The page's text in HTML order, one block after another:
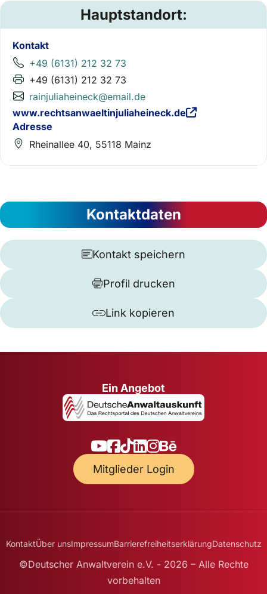
Hauptstandort:
Kontakt
+49 (6131) 212 32 73
+49 (6131) 212 32 73
rainjuliaheineck@email.de
www.rechtsanwaeltinjuliaheineck.de
Adresse
Rheinallee 40, 55118 Mainz
Kontaktdaten
Kontakt speichern
Profil drucken
Link kopieren
Ein Angebot
Mitglieder Login
KontaktÜber unsImpressumBarrierefreiheitserklärungDatenschutz
©Deutscher Anwaltverein e.V. - 2026 – Alle Rechte
vorbehalten